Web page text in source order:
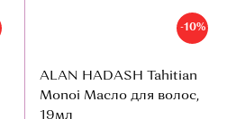
-10%
ALAN HADASH Tahitian
Monoi Масло для волос,
19мл